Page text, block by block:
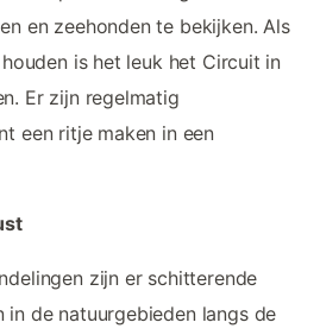
en zeehonden te bekijken. Als
houden is het leuk het Circuit in
Er zijn regelmatig
een ritje maken in een
zijn er schitterende
in de natuurgebieden langs de